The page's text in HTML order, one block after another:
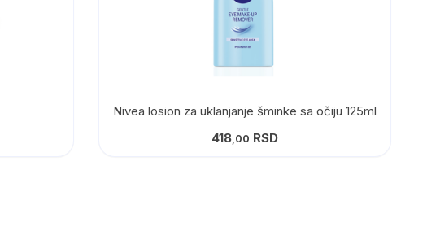
Nivea losion za uklanjanje šminke sa očiju 125ml
418,00 RSD